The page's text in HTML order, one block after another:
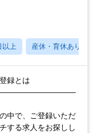
以上 産休・育休あり
録とは
中で、ご登録いただ
する求人をお探しし